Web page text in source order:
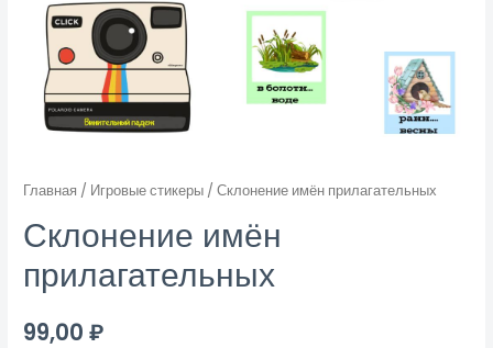
Главная / Игровые стикеры / Склонение имён прилагательных
Склонение имён
прилагательных
99,00₽